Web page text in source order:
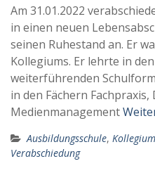
Am 31.01.2022
in einen neuen
seinen Ruhestand an. Er
Kollegiums. Er lehrte in
weiterführenden
in den Fächern
Medienmanagement
Ausbildungsschule, Kollegium
Verabschiedung